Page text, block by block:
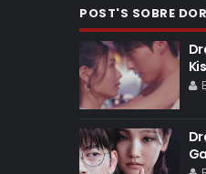
POST'S SOBRE